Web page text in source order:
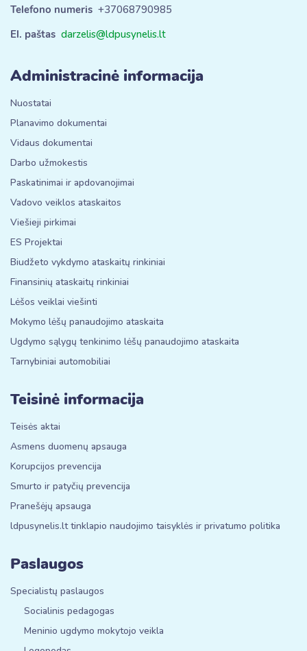
Telefono numeris +37068790985
El. paštas darzelis@ldpusynelis.lt
Administracinė informacija
Nuostatai
Planavimo dokumentai
Vidaus dokumentai
Darbo užmokestis
Paskatinimai ir apdovanojimai
Vadovo veiklos ataskaitos
Viešieji pirkimai
ES Projektai
Biudžeto vykdymo ataskaitų rinkiniai
Finansinių ataskaitų rinkiniai
Lėšos veiklai viešinti
Mokymo lėšų panaudojimo ataskaita
Ugdymo sąlygų tenkinimo lėšų panaudojimo ataskaita
Tarnybiniai automobiliai
Teisinė informacija
Teisės aktai
Asmens duomenų apsauga
Korupcijos prevencija
Smurto ir patyčių prevencija
Pranešėjų apsauga
ldpusynelis.lt tinklapio naudojimo taisyklės ir privatumo politika
Paslaugos
Specialistų paslaugos
Socialinis pedagogas
Meninio ugdymo mokytojo veikla